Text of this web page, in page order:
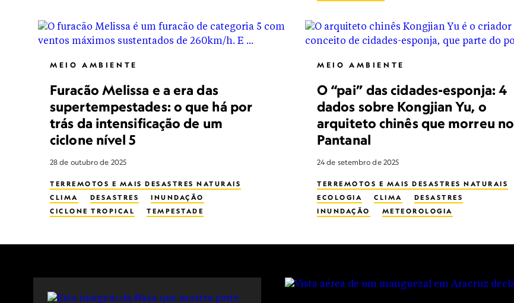
MEIO AMBIENTE
Furacão Melissa e a era das
supertempestades: o que há por
trás da intensificação de um
ciclone nível 5
28 de outubro de 2025
TERREMOTOS E MAIS DESASTRES NATURAIS
CLIMA
DESASTRES
INUNDAÇÃO
CICLONE TROPICAL
TEMPESTADE
MEIO AMBIENTE
O “pai” das cidades-esponja: 4
dados sobre Kongjian Yu, o
arquiteto chinês que morreu no
Pantanal
24 de setembro de 2025
TERREMOTOS E MAIS DESASTRES NATURAIS
ECOLOGIA
CLIMA
DESASTRES
INUNDAÇÃO
METEOROLOGIA